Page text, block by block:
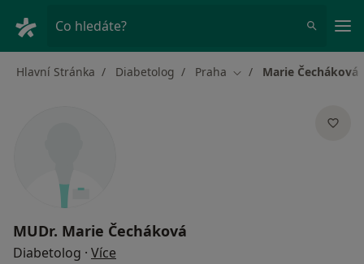
Co hledáte?
Hlavní Stránka Diabetolog Praha Změna města
Marie Čecháková
MUDr. Marie Čecháková
Diabetolog · Více